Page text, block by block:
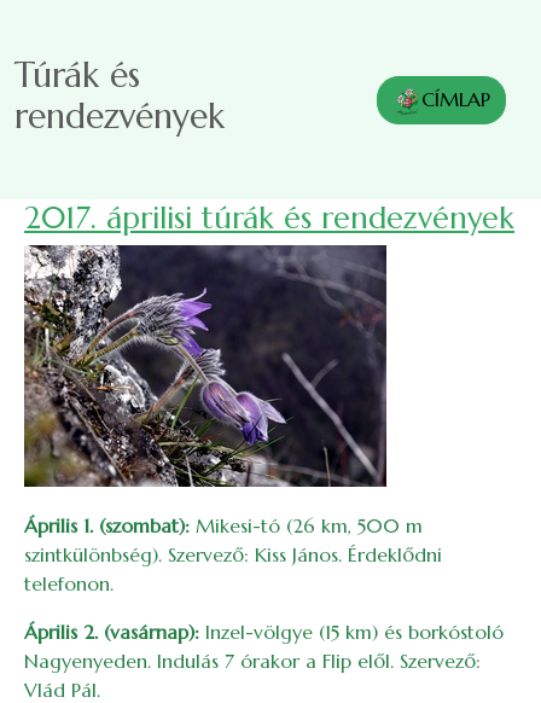
Túrák és
rendezvények
CÍMLAP
2017. áprilisi túrák és rendezvények
Április 1. (szombat): Mikesi-tó (26 km, 500 m
szintkülönbség). Szervező: Kiss János. Érdeklődni
telefonon.
Április 2. (vasárnap): Inzel-völgye (15 km) és borkóstoló
Nagyenyeden. Indulás 7 órakor a Flip elől. Szervező:
Vlád Pál.